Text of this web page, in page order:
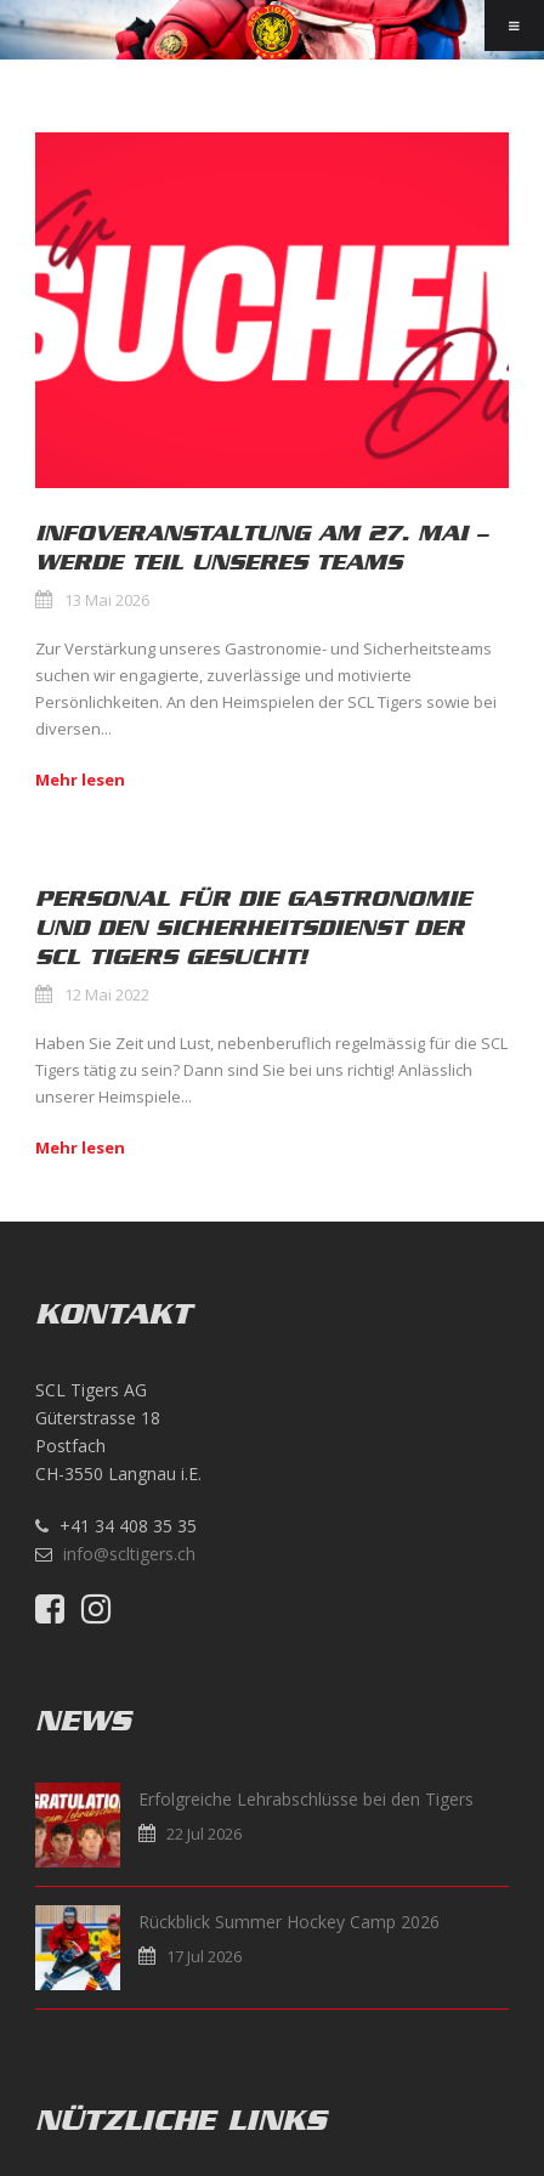
INFOVERANSTALTUNG AM 27. MAI –
WERDE TEIL UNSERES TEAMS
13 Mai 2026
Zur Verstärkung unseres Gastronomie- und Sicherheitsteams
suchen wir engagierte, zuverlässige und motivierte
Persönlichkeiten. An den Heimspielen der SCL Tigers sowie bei
diversen...
Mehr lesen
PERSONAL FÜR DIE GASTRONOMIE
UND DEN SICHERHEITSDIENST DER
SCL TIGERS GESUCHT!
12 Mai 2022
Haben Sie Zeit und Lust, nebenberuflich regelmässig für die SCL
Tigers tätig zu sein? Dann sind Sie bei uns richtig! Anlässlich
unserer Heimspiele...
Mehr lesen
KONTAKT
SCL Tigers AG
Güterstrasse 18
Postfach
CH-3550 Langnau i.E.
+41 34 408 35 35
info@scltigers.ch
NEWS
Erfolgreiche Lehrabschlüsse bei den Tigers
22 Jul 2026
Rückblick Summer Hockey Camp 2026
17 Jul 2026
NÜTZLICHE LINKS